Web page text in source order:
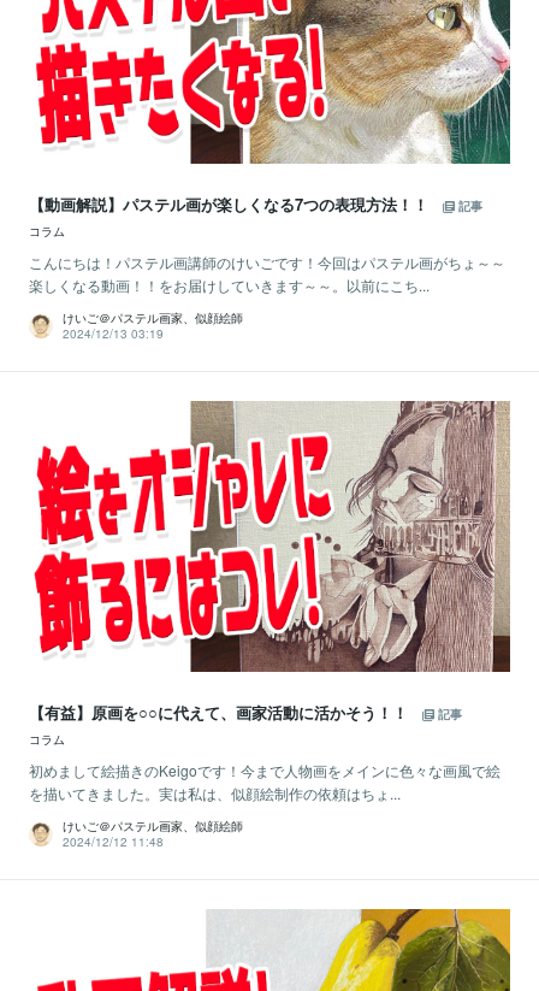
【動画解説】パステル画が楽しくなる7つの表現方法！！
記事
コラム
こんにちは！パステル画講師のけいごです！今回はパステル画がちょ～～
楽しくなる動画！！をお届けしていきます～～。以前にこち...
けいご＠パステル画家、似顔絵師
2024/12/13 03:19
【有益】原画を○○に代えて、画家活動に活かそう！！
記事
コラム
初めまして絵描きのKeigoです！今まで人物画をメインに色々な画風で絵
を描いてきました。実は私は、似顔絵制作の依頼はちょ...
けいご＠パステル画家、似顔絵師
2024/12/12 11:48